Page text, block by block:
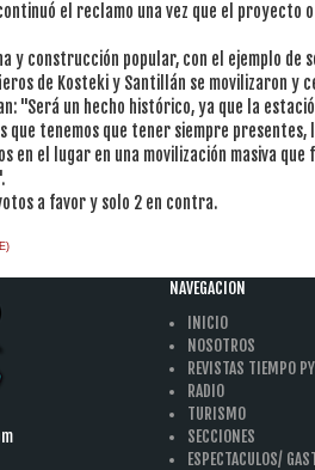
el reclamo una vez que el proyecto
y construcción popular, con el ejemplo de
de Kosteki y Santillán se movilizaron y
"Será un hecho histórico, ya que la
que tenemos que tener siempre
en el lugar en una movilización masiva
a favor y solo 2 en contra.
NAVEGACION
INICIO
NOSOTROS
REVISTAS TIEMPO
RADIO
TURISMO
SECCIONES
ESPECTACULOS/